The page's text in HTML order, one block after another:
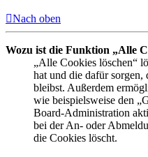
Nach oben
Wozu ist die Funktion „Alle
„Alle Cookies löschen“
hat und die dafür sorgen,
bleibst. Außerdem
wie beispielsweise den
Board-Administration
bei der An- oder
die Cookies löscht.